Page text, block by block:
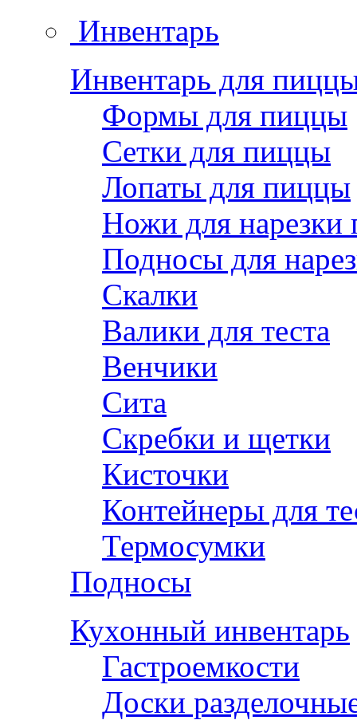
Инвентарь
Инвентарь для
Формы для пиццы
Сетки для пиццы
Лопаты для пиццы
Ножи для нарезки
Подносы для
Скалки
Валики для теста
Венчики
Сита
Скребки и щетки
Кисточки
Контейнеры для
Термосумки
Подносы
Кухонный инвентарь
Гастроемкости
Доски